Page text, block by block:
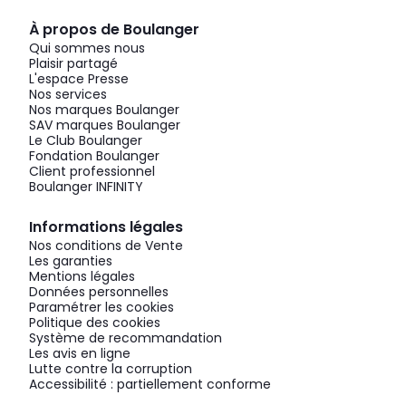
À propos de Boulanger
Qui sommes nous
Plaisir partagé
L'espace Presse
Nos services
Nos marques Boulanger
SAV marques Boulanger
Le Club Boulanger
Fondation Boulanger
Client professionnel
Boulanger INFINITY
Informations légales
Nos conditions de Vente
Les garanties
Mentions légales
Données personnelles
Paramétrer les cookies
Politique des cookies
Système de recommandation
Les avis en ligne
Lutte contre la corruption
Accessibilité : partiellement conforme